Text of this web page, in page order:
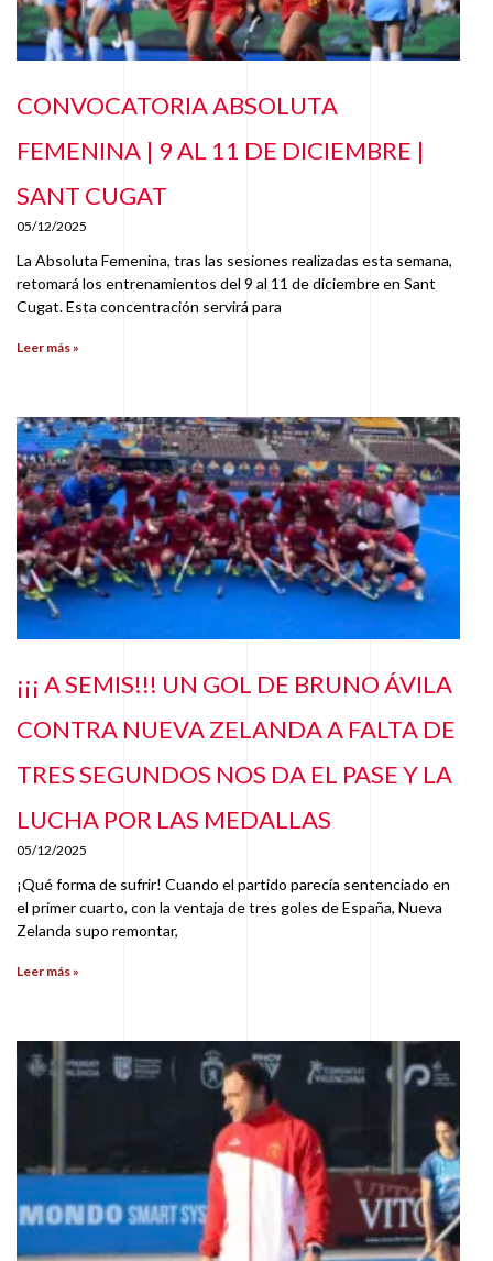
CONVOCATORIA ABSOLUTA
FEMENINA | 9 AL 11 DE DICIEMBRE |
SANT CUGAT
05/12/2025
La Absoluta Femenina, tras las sesiones realizadas esta semana,
retomará los entrenamientos del 9 al 11 de diciembre en Sant
Cugat. Esta concentración servirá para
Leer más »
¡¡¡ A SEMIS!!! UN GOL DE BRUNO ÁVILA
CONTRA NUEVA ZELANDA A FALTA DE
TRES SEGUNDOS NOS DA EL PASE Y LA
LUCHA POR LAS MEDALLAS
05/12/2025
¡Qué forma de sufrir! Cuando el partido parecía sentenciado en
el primer cuarto, con la ventaja de tres goles de España, Nueva
Zelanda supo remontar,
Leer más »